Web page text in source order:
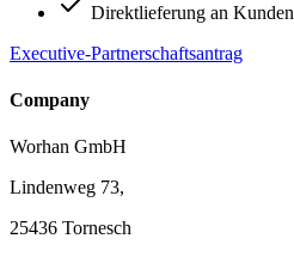
Direktlieferung an Kunden
Executive-Partnerschaftsantrag
Company
Worhan GmbH
Lindenweg 73,
25436 Tornesch